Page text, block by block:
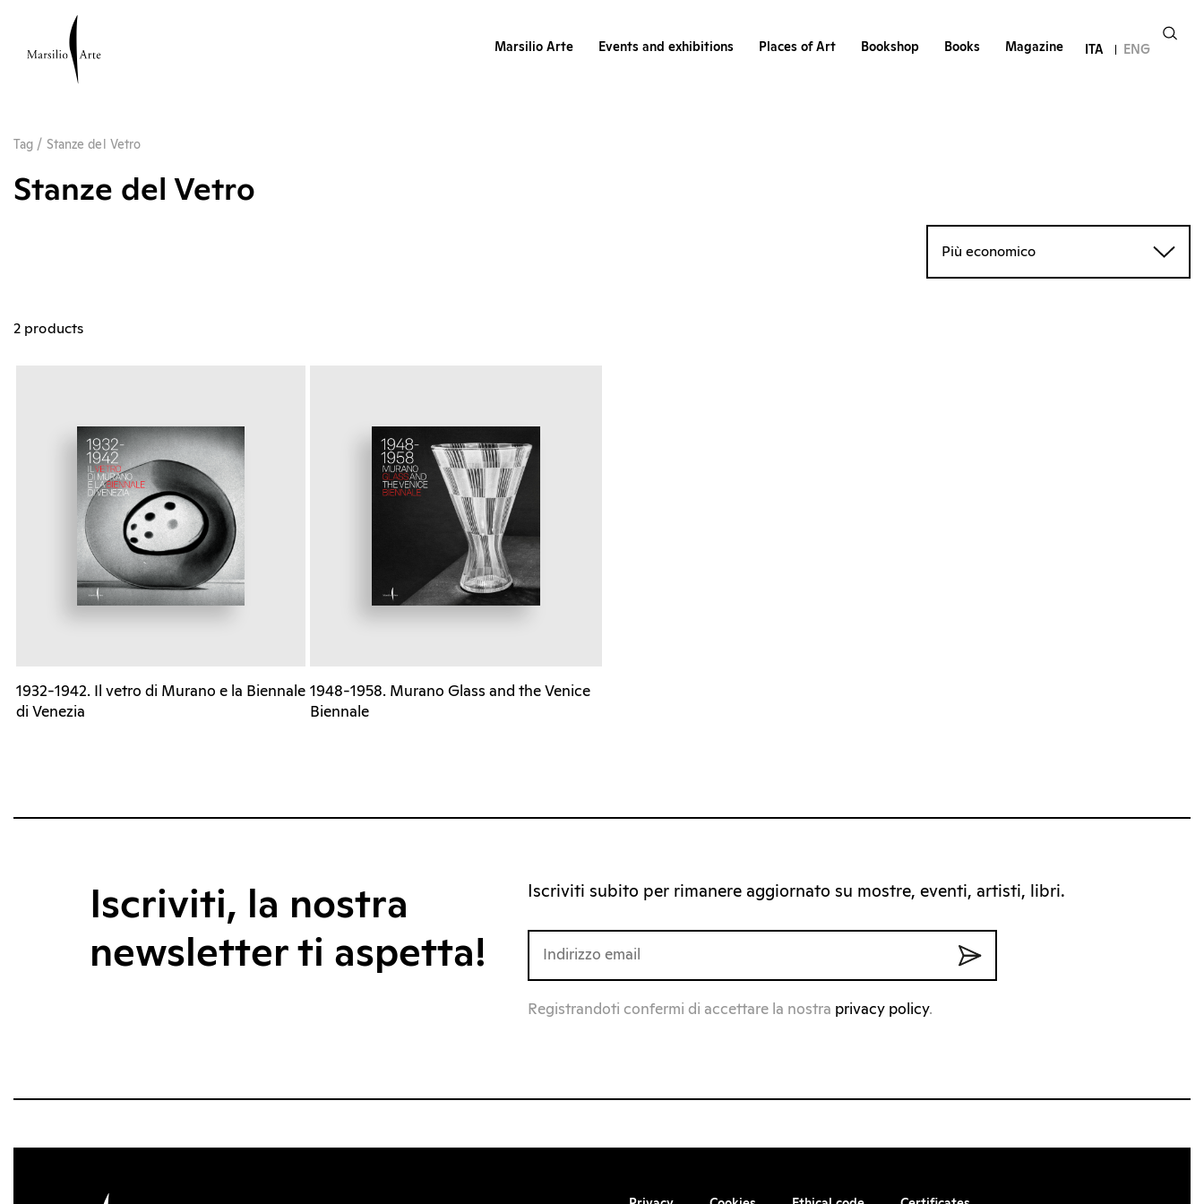
Marsilio Arte Events and exhibitions Places of Art Bookshop Books Magazine ITA ENG
Tag / Stanze del Vetro
Stanze del Vetro
Più economico
2 products
1932-1942. Il vetro di Murano e la Biennale
di Venezia
1948-1958. Murano Glass and the Venice
Biennale
Iscriviti, la nostra
newsletter ti aspetta!
Iscriviti subito per rimanere aggiornato su mostre, eventi, artisti, libri.
Registrandoti confermi di accettare la nostra privacy policy.